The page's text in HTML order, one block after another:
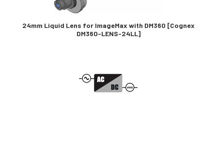
24mm Liquid Lens for ImageMax with DM360 [Cognex
DM360-LENS-24LL]